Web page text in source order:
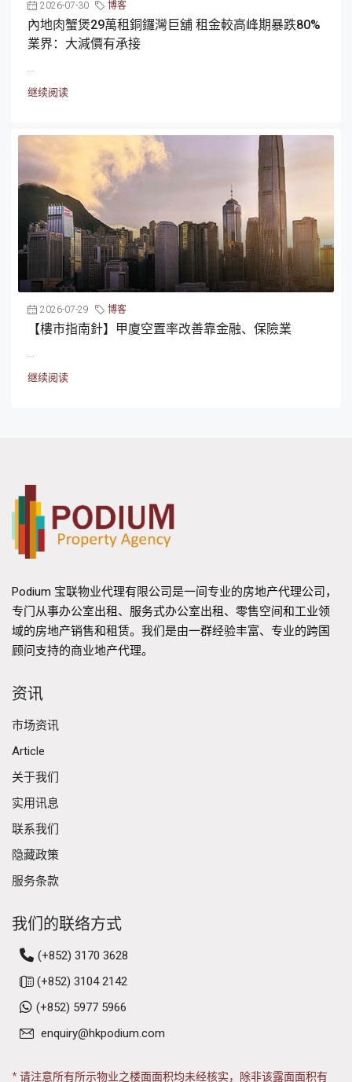
2026-07-30 博客
內地肉蟹煲29萬租銅鑼灣巨舖 租金較高峰期暴跌80%
業界：大減價有承接
继续阅读
2026-07-29 博客
【樓市指南針】甲廈空置率改善靠金融、保險業
继续阅读
Podium 宝联物业代理有限公司是一间专业的房地产代理公司，
专门从事办公室出租、服务式办公室出租、零售空间和工业领
域的房地产销售和租赁。我们是由一群经验丰富、专业的跨国
顾问支持的商业地产代理。
资讯
市场资讯
Article
关于我们
实用讯息
联系我们
隐藏政策
服务条款
我们的联络方式
(+852) 3170 3628
(+852) 3104 2142
(+852) 5977 5966
enquiry@hkpodium.com
* 请注意所有所示物业之楼面面积均未经核实，除非该露面面积有